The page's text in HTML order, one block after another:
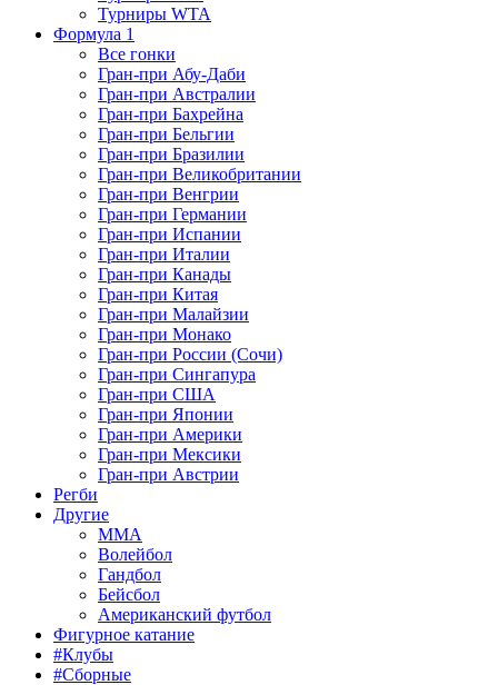
Турниры WTA
Формула 1
Все гонки
Гран-при Абу-Даби
Гран-при Австралии
Гран-при Бахрейна
Гран-при Бельгии
Гран-при Бразилии
Гран-при Великобритании
Гран-при Венгрии
Гран-при Германии
Гран-при Испании
Гран-при Италии
Гран-при Канады
Гран-при Китая
Гран-при Малайзии
Гран-при Монако
Гран-при России (Сочи)
Гран-при Сингапура
Гран-при США
Гран-при Японии
Гран-при Америки
Гран-при Мексики
Гран-при Австрии
Регби
Другие
MMA
Волейбол
Гандбол
Бейсбол
Американский футбол
Фигурное катание
#Клубы
#Сборные